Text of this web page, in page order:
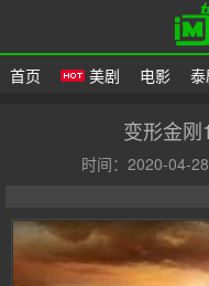
首页 美剧 电影 泰
变形金刚
时间：2020-04-